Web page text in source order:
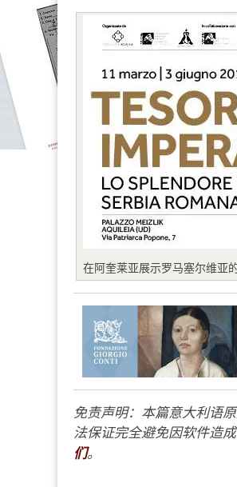
在阿奎莱亚展示罗马塞尔维亚
免责声明：本篇意大利语
法保证完全避免因软件造
们。